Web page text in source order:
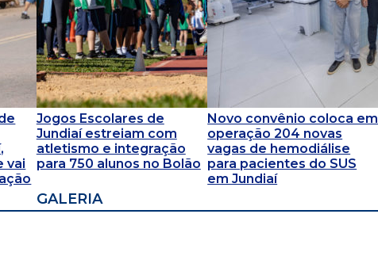
vai
Jogos Escolares de
Jundiaí estreiam com
atletismo e integração
para 750 alunos no Bolão
Novo convênio coloca em
operação 204 novas
vagas de hemodiálise
para pacientes do SUS
em Jundiaí
GALERIA